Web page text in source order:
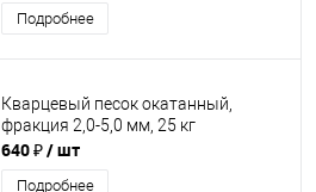
Подробнее
Кварцевый песок окатанный,
фракция 2,0-5,0 мм, 25 кг
640 ₽/ шт
Подробнее